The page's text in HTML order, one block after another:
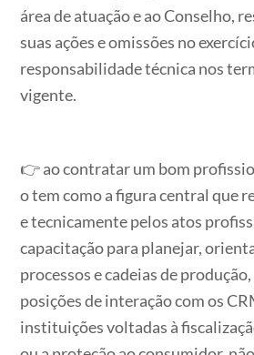
área de atuação e ao Conselho,
suas ações e omissões no
responsabilidade técnica nos
vigente.
👉 ao contratar um bom
o tem como a figura central que
e tecnicamente pelos atos
capacitação para planejar,
processos e cadeias de
posições de interação com os
instituições voltadas à